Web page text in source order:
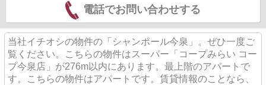
電話でお問い合わせする
当社イチオシの物件の「シャンポール今泉」。ぜひ一度ご
覧ください。こちらの物件はスーパー「コープみらい コー
プ今泉店」が276m以内にあります。最上階のアパートで
す。こちらの物件はアパートです。賃貸情報のことなら、